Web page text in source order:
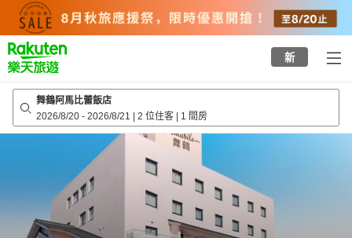
top
page
新
舞鶴阿馬比蕾飯店
2026/8/20 - 2026/8/21 | 2 位住客 | 1 間房